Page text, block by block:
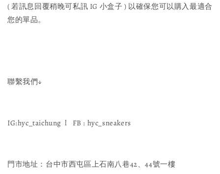
( 若訊息回覆稍晚可私訊 IG 小盒子 ) 以確保您可以購入最適合
您的單品。
聯繫我們↓
IG:hyc_taichung l FB : hyc_sneakers
門市地址：台中市西屯區上石南八巷42、44號一樓